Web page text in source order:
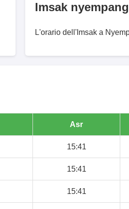
Imsak nyempang
L'orario dell'Imsak a
Asr
15:41
15:41
15:41